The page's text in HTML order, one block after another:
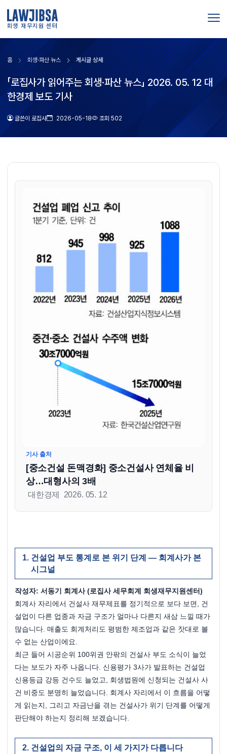
회생 재무지원 센터
홈 회생·파산 뉴스 게시글 상세
「로집사가 읽어주는 회생·파산 뉴스」 2026. 05. 12 대
한경제 보도 기사
글쓴이 로집사 2026-05-18 조회 502
기사 출처
[중소건설 돈맥경화] 중소건설사 연체율 비
상…대형사의 3배
대한경제 2026. 05. 12
건설업 부도 통계로 본 위기 단계 — 회계사가 본
시그널
작성자: 서동기 회계사 (로집사 세무회계 회생재무지원센터)
회계사 자리에서 건설사 재무제표를 정기적으로 보다 보면, 건
설업이 다른 업종과 자금 구조가 얼마나 다른지 새삼 느낄 때가
많습니다. 매출도 회계처리도 평범한 제조업과 같은 잣대로 볼
수 없는 산업이에요.
최근 들어 시공순위 100위권 안팎의 건설사 부도 소식이 늘었
다는 보도가 자주 나옵니다. 신용평가 3사가 발표하는 건설업
신용등급 강등 건수도 늘었고, 회생법원에 신청되는 건설사 사
건 비중도 분명히 늘었습니다. 회계사 자리에서 이 흐름을 어떻
게 읽는지, 그리고 자금난을 겪는 건설사가 위기 단계를 어떻게
판단해야 하는지 정리해 보겠습니다.
건설업의 자금 구조, 이 세 가지가 다릅니다